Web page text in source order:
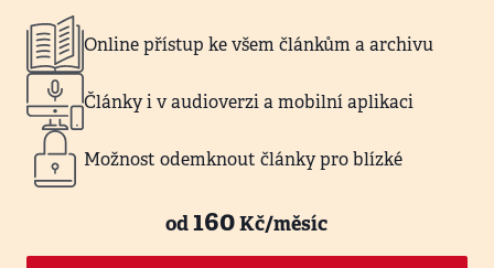
Online přístup ke všem článkům a archivu
Články i v audioverzi a mobilní aplikaci
Možnost odemknout články pro blízké
od160Kč/měsíc